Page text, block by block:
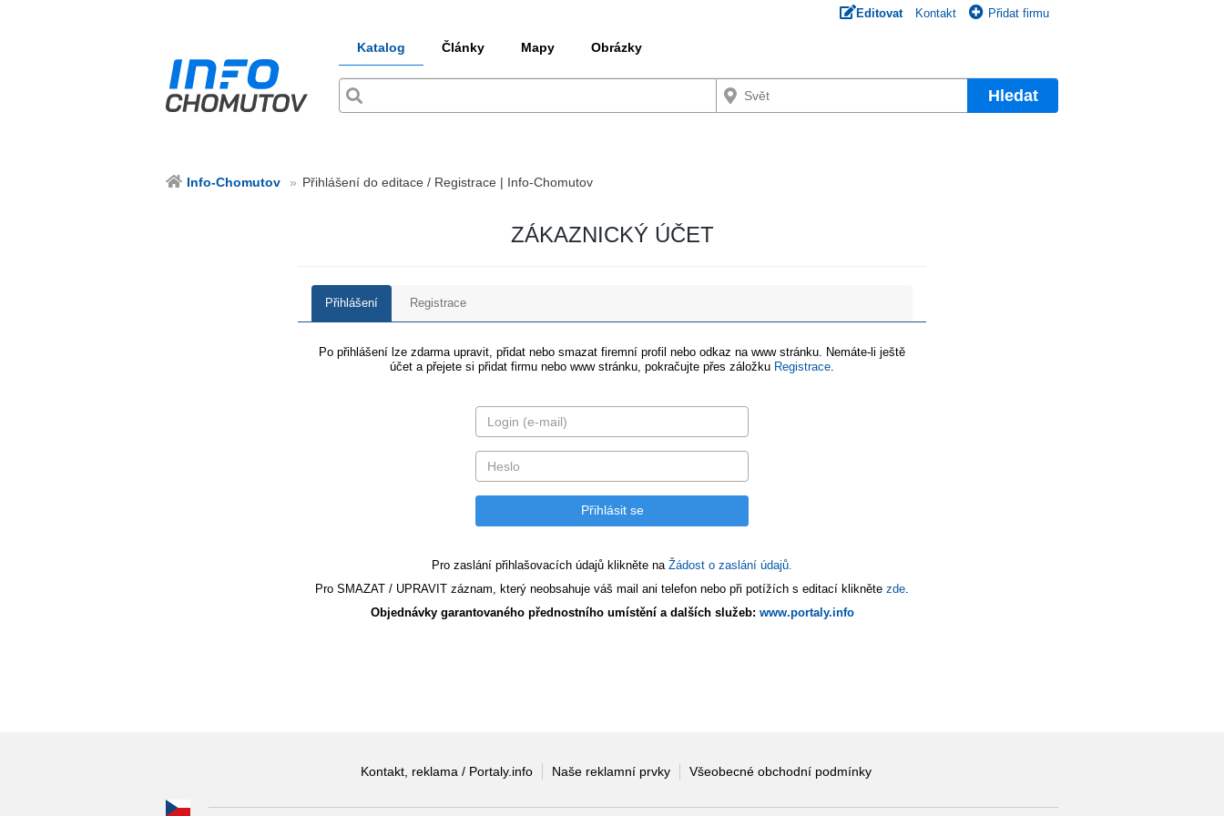
Editovat Kontakt Přidat firmu
Katalog Články Mapy Obrázky
Hledat
Info-Chomutov Přihlášení do editace / Registrace | Info-Chomutov
ZÁKAZNICKÝ ÚČET
Přihlášení Registrace
Po přihlášení lze zdarma upravit, přidat nebo smazat firemní profil nebo odkaz na www stránku. Nemáte-li ještě
účet a přejete si přidat firmu nebo www stránku, pokračujte přes záložku Registrace
Pro zaslání přihlašovacích údajů klikněte na Žádost o zaslání údajů.
Pro SMAZAT / UPRAVIT záznam, který neobsahuje váš mail ani telefon nebo při potížích s editací klikněte zde
Objednávky garantovaného přednostního umístění a dalších služeb: www.portaly.info
Kontakt, reklama / Portaly.info Naše reklamní prvky Všeobecné obchodní podmínky